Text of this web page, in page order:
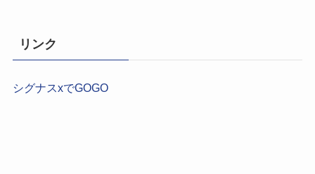
リンク
シグナスxでGOGO